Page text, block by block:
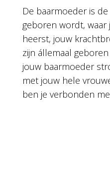
De baarmoeder is
geboren wordt,
heerst, jouw
zijn állemaal
jouw baarmoeder
met jouw hele
ben je verbonden